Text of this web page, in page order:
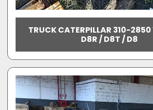
TRUCK CATERPILLAR 310-
D8R / D8T / D8